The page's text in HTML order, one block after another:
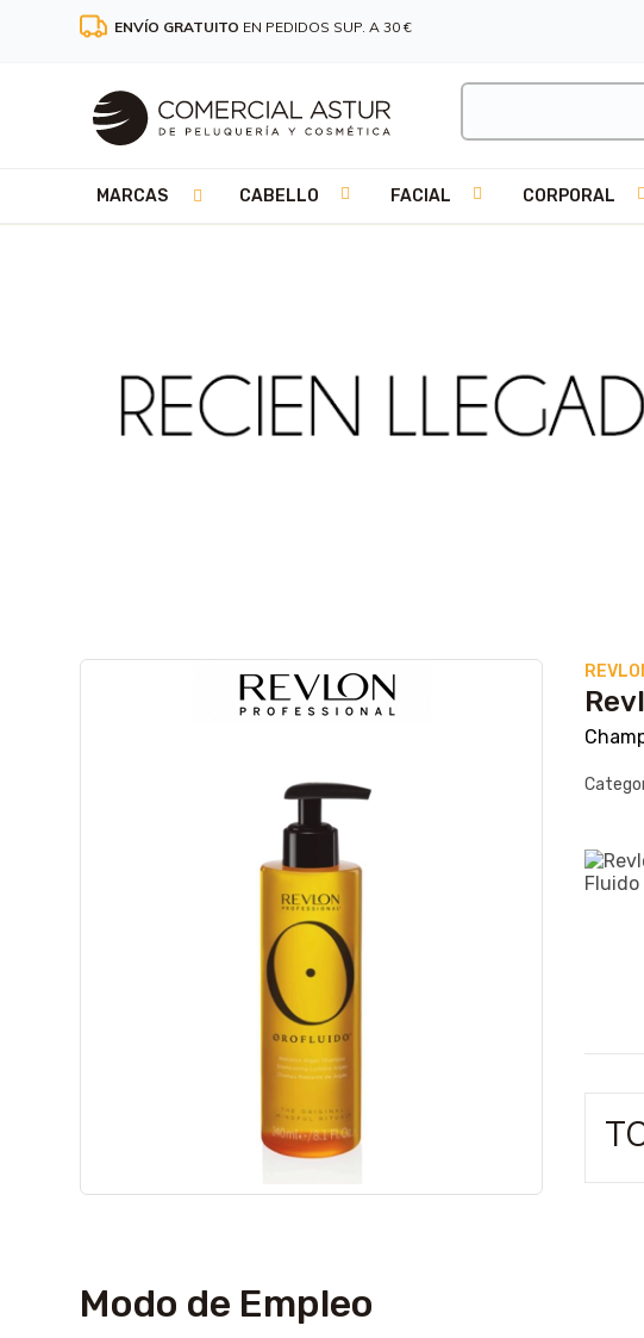
ENVÍO GRATUITO EN PEDIDOS SUP. A 30 €
MARCAS CABELLO FACIAL CORPORAL
Modo de Empleo